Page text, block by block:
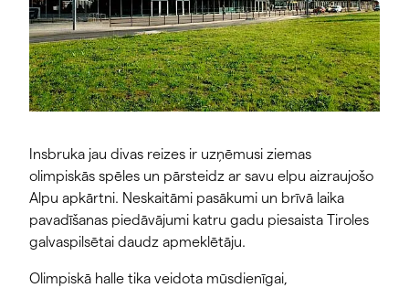
Insbruka jau divas reizes ir uzņēmusi ziemas
olimpiskās spēles un pārsteidz ar savu elpu aizraujošo
Alpu apkārtni. Neskaitāmi pasākumi un brīvā laika
pavadīšanas piedāvājumi katru gadu piesaista Tiroles
galvaspilsētai daudz apmeklētāju.
Olimpiskā halle tika veidota mūsdienīgai,